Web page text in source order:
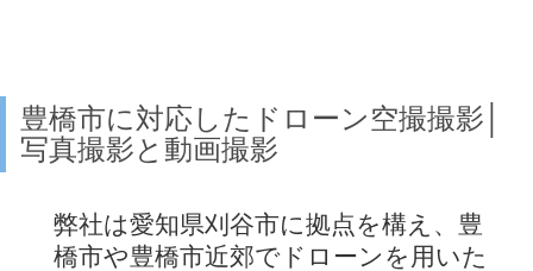
豊橋市に対応したドローン空撮撮影│
写真撮影と動画撮影
弊社は愛知県刈谷市に拠点を構え、豊
橋市や豊橋市近郊でドローンを用いた